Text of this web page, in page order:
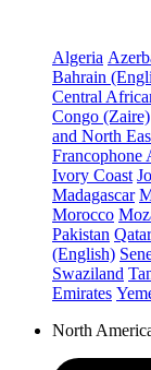
Algeria
Bahrain
Central
Congo (Zaire)
and North
Francophone
Ivory Coast
Madagascar
Morocco
Pakistan Qatar
(English)
Swaziland
Emirates
North